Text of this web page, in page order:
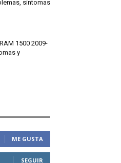
síntomas
1500 2009-
y
ME GUSTA
SEGUIR